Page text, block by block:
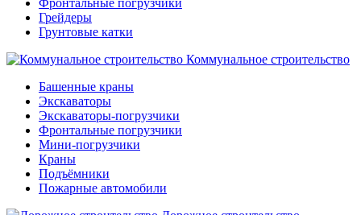
Фронтальные погрузчики
Грейдеры
Грунтовые катки
Коммунальное строительство
Башенные краны
Экскаваторы
Экскаваторы-погрузчики
Фронтальные погрузчики
Мини-погрузчики
Краны
Подъёмники
Пожарные автомобили